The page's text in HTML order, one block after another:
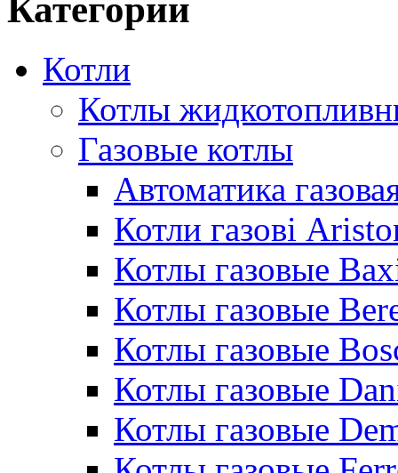
Категории
Котли
Котлы
Газовые котлы
Автоматика
Котли газові
Котлы газовые
Котлы газовые
Котлы газовые
Котлы газовые
Котлы газовые